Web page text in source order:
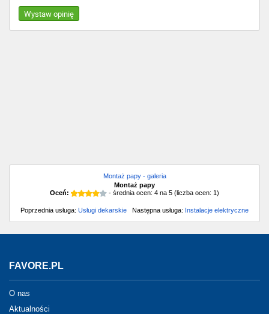
Wystaw opinię
Montaż papy - galeria
Montaż papy
Oceń:
- średnia ocen: 4 na 5 (liczba ocen: 1)
Poprzednia usługa: Usługi dekarskie Następna usługa: Instalacje elektryczne
FAVORE.PL
O nas
Aktualności